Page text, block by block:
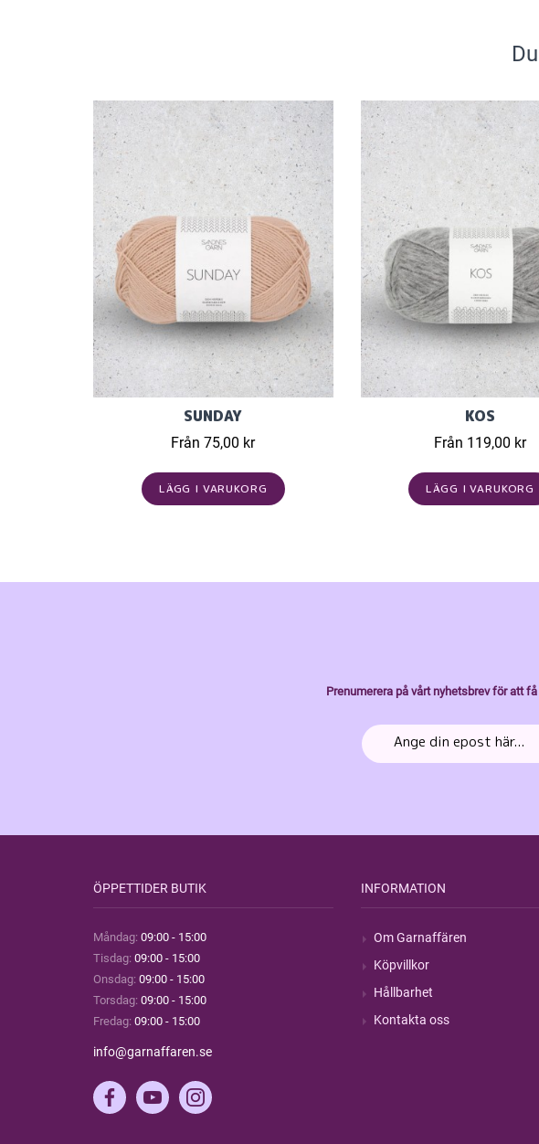
SUNDAY
Från 75,00 kr
LÄGG I VARUKORG
KOS
Från 119,00 kr
LÄGG I VARUKORG
Prenumerera på vårt nyhetsbrev för att
ÖPPETTIDER BUTIK
Måndag: 09:00 - 15:00
Tisdag: 09:00 - 15:00
Onsdag: 09:00 - 15:00
Torsdag: 09:00 - 15:00
Fredag: 09:00 - 15:00
info@garnaffaren.se
INFORMATION
Om Garnaffären
Köpvillkor
Hållbarhet
Kontakta oss